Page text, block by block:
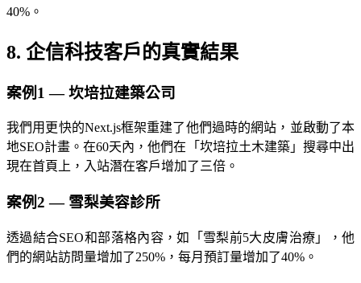
40%。
8. 企信科技客戶的真實結果
案例1 — 坎培拉建築公司
我們用更快的Next.js框架重建了他們過時的網站，並啟動了本
地SEO計畫。在60天內，他們在「坎培拉土木建築」搜尋中出
現在首頁上，入站潛在客戶增加了三倍。
案例2 — 雪梨美容診所
透過結合SEO和部落格內容，如「雪梨前5大皮膚治療」，他
們的網站訪問量增加了250%，每月預訂量增加了40%。